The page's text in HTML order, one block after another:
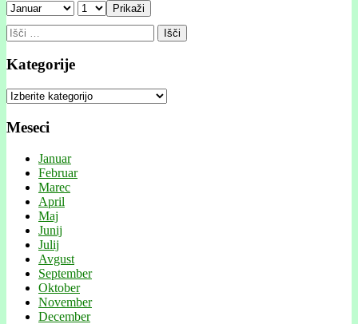
Prikaži
Išči:
Kategorije
Kategorije
Meseci
Januar
Februar
Marec
April
Maj
Junij
Julij
Avgust
September
Oktober
November
December